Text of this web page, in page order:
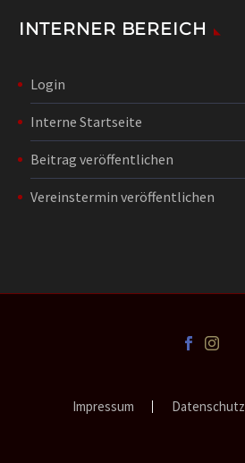
INTERNER BEREICH
Login
Interne Startseite
Beitrag veröffentlichen
Vereinstermin veröffentlichen
Impressum Datenschutz